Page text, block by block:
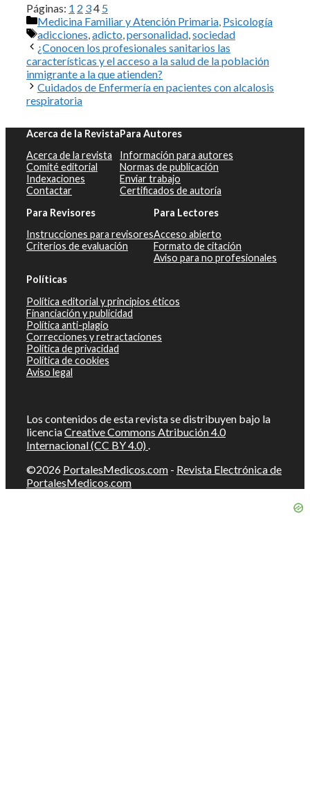
Páginas: 1 2 34 5
Categorías
Medicina Familiar y Atención Primaria Psicología
Etiquetas
adicciones adicto personalidad sociedad
¿Conocen los profesionales sanitarios las
características y el acceso a la salud de la población
inmigrante a la que atienden?
Cuidados de Enfermería en pacientes con alcalosis
respiratoria
Acerca de la Revista
Acerca de la revista
Comité editorial
Indexaciones
Contactar
Para Autores
Información para autores
Normas de publicación
Enviar trabajo
Certificados de autoría
Para Revisores
Instrucciones para revisores
Criterios de evaluación
Para Lectores
Acceso abierto
Formato de citación
Aviso para no profesionales
Políticas
Política editorial y principios éticos
Financiación y publicidad
Política anti-plagio
Correcciones y retractaciones
Política de privacidad
Política de cookies
Aviso legal
Los contenidos de esta revista se distribuyen bajo la
licenciaCreative Commons Atribución 4.0
Internacional (CC BY 4.0) .
©2026 PortalesMedicos.com - Revista Electrónica de
PortalesMedicos.com